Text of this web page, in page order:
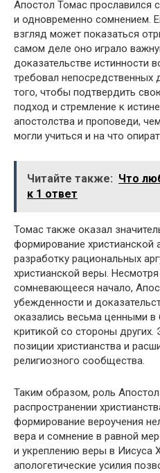
Апостол Томас прославился
и одновременно сомнением.
взгляд может показаться
самом деле оно играло
доказательстве истинности
требовал непосредственных
того, чтобы подтвердить
подход и стремление к
апостолства и проповеди,
могли учиться и на что
Читайте также: Что
к 1 ответ
Томас также оказал
формирование христианской
разработку рациональных
христианской веры.
сомневающееся начало,
убежденности и
оказались весьма ценными
критикой со стороны других.
позиции христианства и
религиозного сообщества.
Таким образом, роль
распространении
формирование вероучения
вера и сомнение в равной
и укреплению веры в Иисуса
апологетические усилия